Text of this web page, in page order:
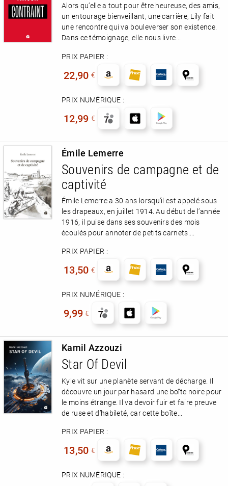
TOUT LE CATALOGUE
Alors qu’elle a tout pour être heureuse, des amis,
un entourage bienveillant, une carrière, Lily fait
une rencontre qui va bouleverser son existence.
Dans ce témoignage, elle nous livre...
PRIX PAPIER :
22,90 €
PRIX NUMÉRIQUE :
12,99 €
Émile Lemerre
Souvenirs de campagne et de
captivité
Émile Lemerre a 30 ans lorsqu’il est appelé sous
les drapeaux, en juillet 1914. Au début de l’année
1916, il puise dans ses souvenirs des mois
écoulés pour annoter de petits carnets....
PRIX PAPIER :
13,50 €
PRIX NUMÉRIQUE :
9,99 €
Kamil Azzouzi
Star Of Devil
Kyle vit sur une planète servant de décharge. Il
découvre un jour par hasard une boîte noire pour
le moins étrange. Il va devoir fuir et faire preuve
de ruse et d’habileté, car cette boîte...
PRIX PAPIER :
13,50 €
PRIX NUMÉRIQUE :